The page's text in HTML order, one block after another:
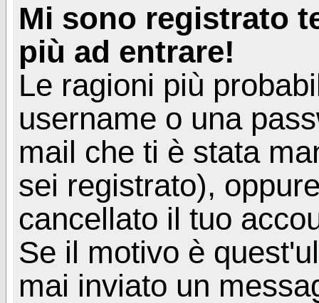
Mi sono registrato
più ad entrare!
Le ragioni più
username o una
mail che ti è stata
sei registrato),
cancellato il tuo
Se il motivo è
mai inviato un